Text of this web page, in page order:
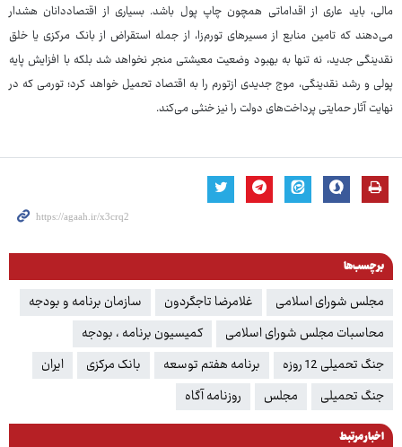
مالی، باید عاری از اقداماتی همچون چاپ پول باشد. بسیاری از اقتصاددانان هشدار
می‌دهند که تامین منابع از مسیرهای تورم‌زا، از جمله استقراض از بانک مرکزی یا خلق
نقدینگی جدید، نه تنها به بهبود وضعیت معیشتی منجر نخواهد شد بلکه با افزایش پایه
پولی و رشد نقدینگی، موج جدیدی ازتورم را به اقتصاد تحمیل خواهد کرد؛ تورمی که در
نهایت آثار حمایتی پرداخت‌های دولت را نیز خنثی می‌کند.
برچسب‌ها
مجلس شورای اسلامی غلامرضا تاجگردون
سازمان برنامه و بودجه
محاسبات مجلس شورای اسلامی
کمیسیون برنامه ، بودجه
جنگ تحمیلی 12 روزه
برنامه هفتم توسعه بانک مرکزی
ایران
جنگ تحمیلی
مجلس روزنامه آگاه
اخبار مرتبط